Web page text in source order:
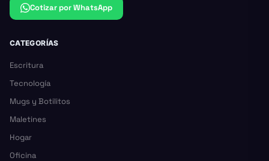
Cotizar por WhatsApp
CATEGORÍAS
Escritura
Tecnología
Mugs y Botilitos
Maletines
Hogar
Oficina